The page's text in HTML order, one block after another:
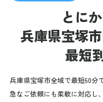
とに
兵庫県宝塚
最短
兵庫県宝塚市全域で最短60分
急なご依頼にも柔軟に対応し